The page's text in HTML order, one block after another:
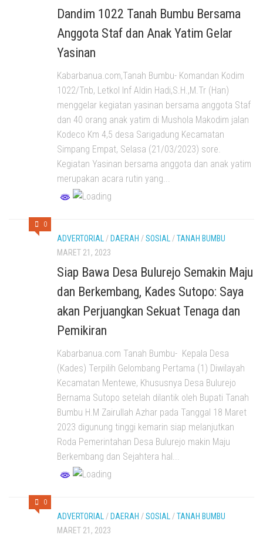
Dandim 1022 Tanah Bumbu Bersama
Anggota Staf dan Anak Yatim Gelar
Yasinan
Kabarbanua.com,Tanah Bumbu- Komandan Kodim
1022/Tnb, Letkol Inf Aldin Hadi,S.H.,M.Tr (Han)
menggelar kegiatan yasinan bersama anggota Staf
dan 40 orang anak yatim di Mushola Makodim jalan
Kodeco Km 4,5 desa Sarigadung Kecamatan
Simpang Empat, Selasa (21/03/2023) sore.
Kegiatan Yasinan bersama anggota dan anak yatim
merupakan acara rutin yang...
0
ADVERTORIAL/ DAERAH /SOSIAL/TANAH BUMBU
MARET 21, 2023
Siap Bawa Desa Bulurejo Semakin Maju
dan Berkembang, Kades Sutopo: Saya
akan Perjuangkan Sekuat Tenaga dan
Pemikiran
Kabarbanua.com Tanah Bumbu- Kepala Desa
(Kades) Terpilih Gelombang Pertama (1) Diwilayah
Kecamatan Mentewe, Khususnya Desa Bulurejo
Bernama Sutopo setelah dilantik oleh Bupati Tanah
Bumbu H.M Zairullah Azhar pada Tanggal 18 Maret
2023 digunung tinggi kemarin siap melanjutkan
Roda Pemerintahan Desa Bulurejo makin Maju
Berkembang dan Sejahtera hal...
0
ADVERTORIAL / DAERAH /SOSIAL /TANAH BUMBU
MARET 21, 2023